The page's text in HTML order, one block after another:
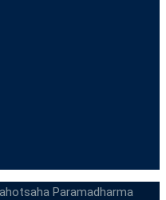
Paramadharma